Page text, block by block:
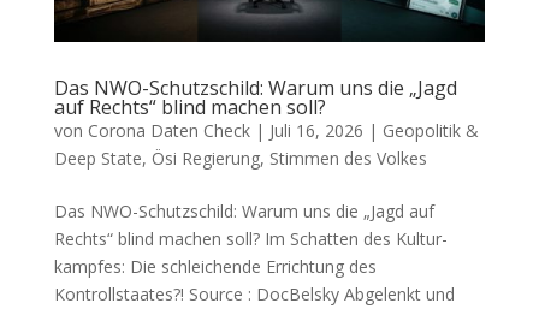
Das NWO-Schutzschild: Warum uns die „Jagd
auf Rechts“ blind machen soll?
von Corona Daten Check| Juli 16, 2026 | Geopolitik &
Deep State, Ösi Regierung, Stimmen des Volkes
Das NWO-Schutzschild: Warum uns die „Jagd auf
Rechts“ blind machen soll? Im Schat­ten des Kul­tur­
kamp­fes: Die schlei­chen­de Errich­tung des
Kontrollstaates?! Source : DocBelsky Abge­lenkt und